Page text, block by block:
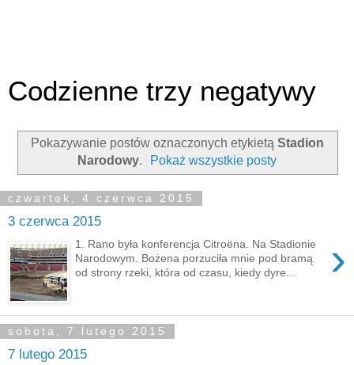
Codzienne trzy negatywy
Pokazywanie postów oznaczonych etykietą Stadion
Narodowy. Pokaż wszystkie posty
czwartek, 4 czerwca 2015
3 czerwca 2015
›
1. Rano była konferencja Citroëna. Na Stadionie
Narodowym. Bożena porzuciła mnie pod bramą
od strony rzeki, która od czasu, kiedy dyre...
sobota, 7 lutego 2015
7 lutego 2015